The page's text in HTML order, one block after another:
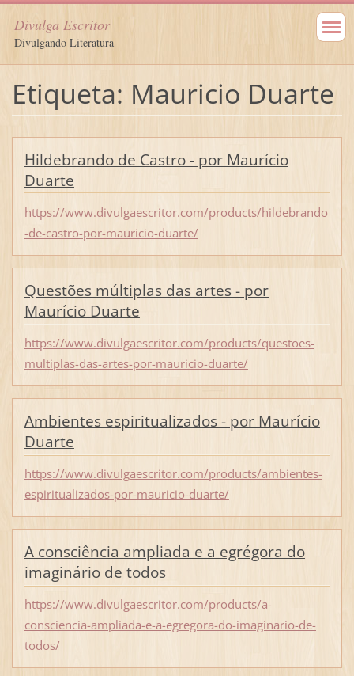
Divulga Escritor
Divulgando Literatura
Etiqueta: Mauricio Duarte
Hildebrando de Castro - por Maurício
Duarte
https://www.divulgaescritor.com/products/hildebrando
-de-castro-por-mauricio-duarte/
Questões múltiplas das artes - por
Maurício Duarte
https://www.divulgaescritor.com/products/questoes-
multiplas-das-artes-por-mauricio-duarte/
Ambientes espiritualizados - por Maurício
Duarte
https://www.divulgaescritor.com/products/ambientes-
espiritualizados-por-mauricio-duarte/
A consciência ampliada e a egrégora do
imaginário de todos
https://www.divulgaescritor.com/products/a-
consciencia-ampliada-e-a-egregora-do-imaginario-de-
todos/